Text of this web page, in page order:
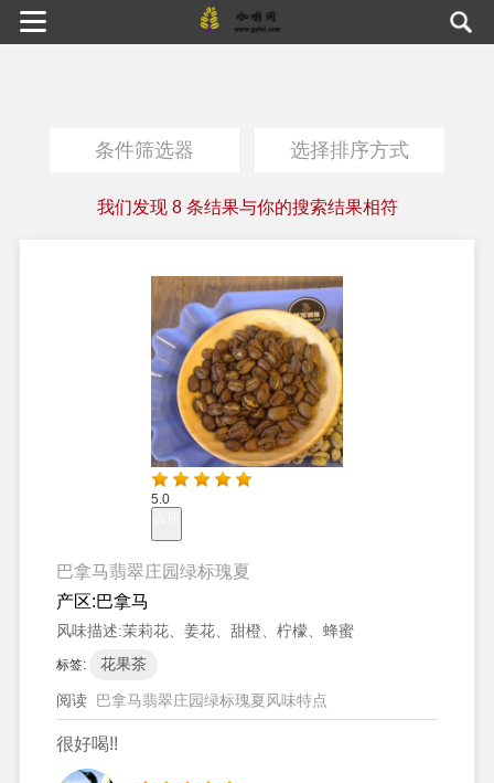
条件筛选器 选择排序方式
我们发现 8条结果与你的搜索结果相符
5.0
巴拿马翡翠庄园绿标瑰夏
产区:巴拿马
风味描述:茉莉花、姜花、甜橙、柠檬、蜂蜜
标签: 花果茶
阅读 巴拿马翡翠庄园绿标瑰夏风味特点
很好喝!!